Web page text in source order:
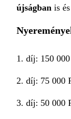
újságban is
1. díj: 150
2. díj: 75 000
3. díj: 50 000